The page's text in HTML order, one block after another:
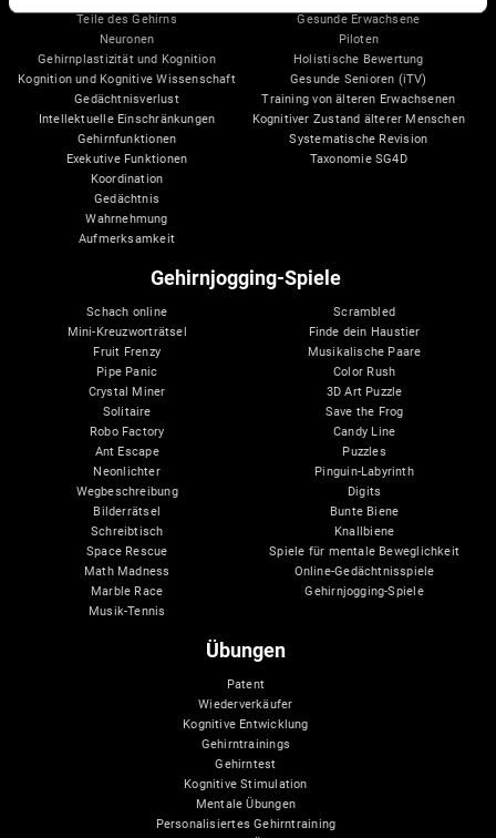
Teile des Gehirns
Neuronen
Gehirnplastizität und Kognition
Kognition und Kognitive Wissenschaft
Gedächtnisverlust
Intellektuelle Einschränkungen
Gehirnfunktionen
Exekutive Funktionen
Koordination
Gedächtnis
Wahrnehmung
Aufmerksamkeit
Gesunde Erwachsene
Piloten
Holistische Bewertung
Gesunde Senioren (iTV)
Training von älteren Erwachsenen
Kognitiver Zustand älterer Menschen
Systematische Revision
Taxonomie SG4D
Gehirnjogging-Spiele
Schach online
Mini-Kreuzworträtsel
Fruit Frenzy
Pipe Panic
Crystal Miner
Solitaire
Robo Factory
Ant Escape
Neonlichter
Wegbeschreibung
Bilderrätsel
Schreibtisch
Space Rescue
Math Madness
Marble Race
Musik-Tennis
Scrambled
Finde dein Haustier
Musikalische Paare
Color Rush
3D Art Puzzle
Save the Frog
Candy Line
Puzzles
Pinguin-Labyrinth
Digits
Bunte Biene
Knallbiene
Spiele für mentale Beweglichkeit
Online-Gedächtnisspiele
Gehirnjogging-Spiele
Übungen
Patent
Wiederverkäufer
Kognitive Entwicklung
Gehirntrainings
Gehirntest
Kognitive Stimulation
Mentale Übungen
Personalisiertes Gehirntraining